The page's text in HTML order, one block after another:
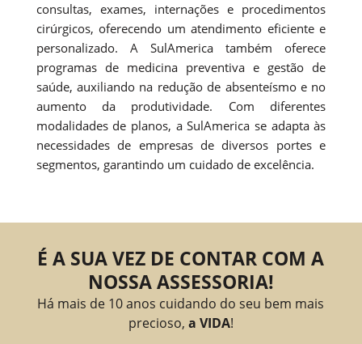
consultas, exames, internações e procedimentos
cirúrgicos, oferecendo um atendimento eficiente e
personalizado. A SulAmerica também oferece
programas de medicina preventiva e gestão de
saúde, auxiliando na redução de absenteísmo e no
aumento da produtividade. Com diferentes
modalidades de planos, a SulAmerica se adapta às
necessidades de empresas de diversos portes e
segmentos, garantindo um cuidado de excelência.
É A SUA VEZ DE CONTAR COM A
NOSSA ASSESSORIA!
Há mais de 10 anos cuidando do seu bem mais
precioso, a VIDA!